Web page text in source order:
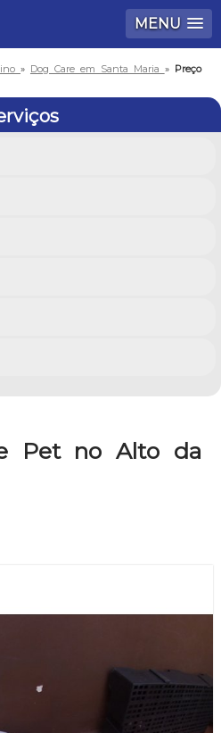
MENU
» Dog Care em Santa Maria » Preço
Pet no Alto da